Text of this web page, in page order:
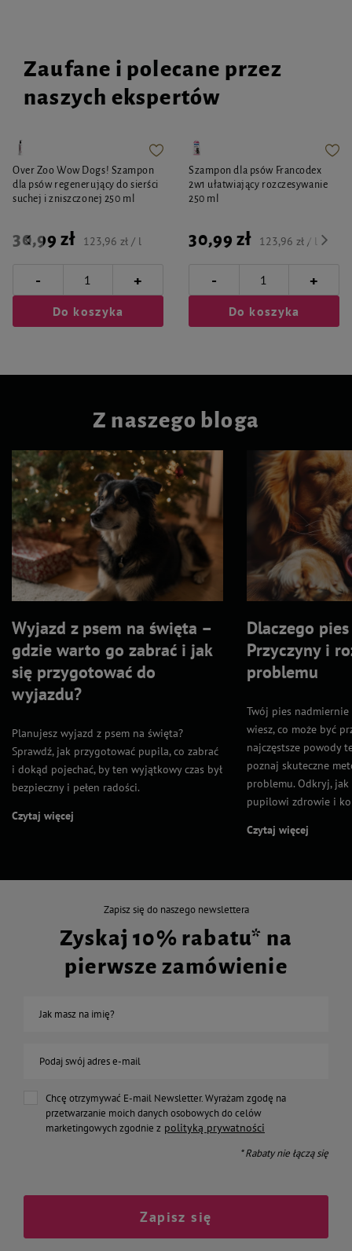
Zaufane i polecane przez
naszych ekspertów
Over Zoo Wow Dogs! Szampon
dla psów regenerujący do sierści
suchej i zniszczonej 250 ml
30,99 zł 123,96 zł / l
- +
Do koszyka
Szampon dla psów Francodex
2w1 ułatwiający rozczesywanie
250 ml
30,99 zł 123,96 zł / l
- +
Do koszyka
Z naszego bloga
Wyjazd z psem na święta –
gdzie warto go zabrać i jak
się przygotować do
wyjazdu?
Planujesz wyjazd z psem na święta?
Sprawdź, jak przygotować pupila, co zabrać
i dokąd pojechać, by ten wyjątkowy czas był
bezpieczny i pełen radości.
Czytaj więcej
Dlaczego
Przyczyny i
problemu
Twój pies
wiesz, co może być
najczęstsze powody
poznaj skuteczne
problemu. Odkryj,
pupilowi zdrowie i
Czytaj więcej
Zapisz się do naszego newslettera
Zyskaj 10% rabatu* na
pierwsze zamówienie
Jak masz na imię?
Podaj swój adres e-mail
Chcę otrzymywać E-mail Newsletter. Wyrażam zgodę na
przetwarzanie moich danych osobowych do celów
marketingowych zgodnie z polityką prywatności
* Rabaty nie łączą się
Zapisz się